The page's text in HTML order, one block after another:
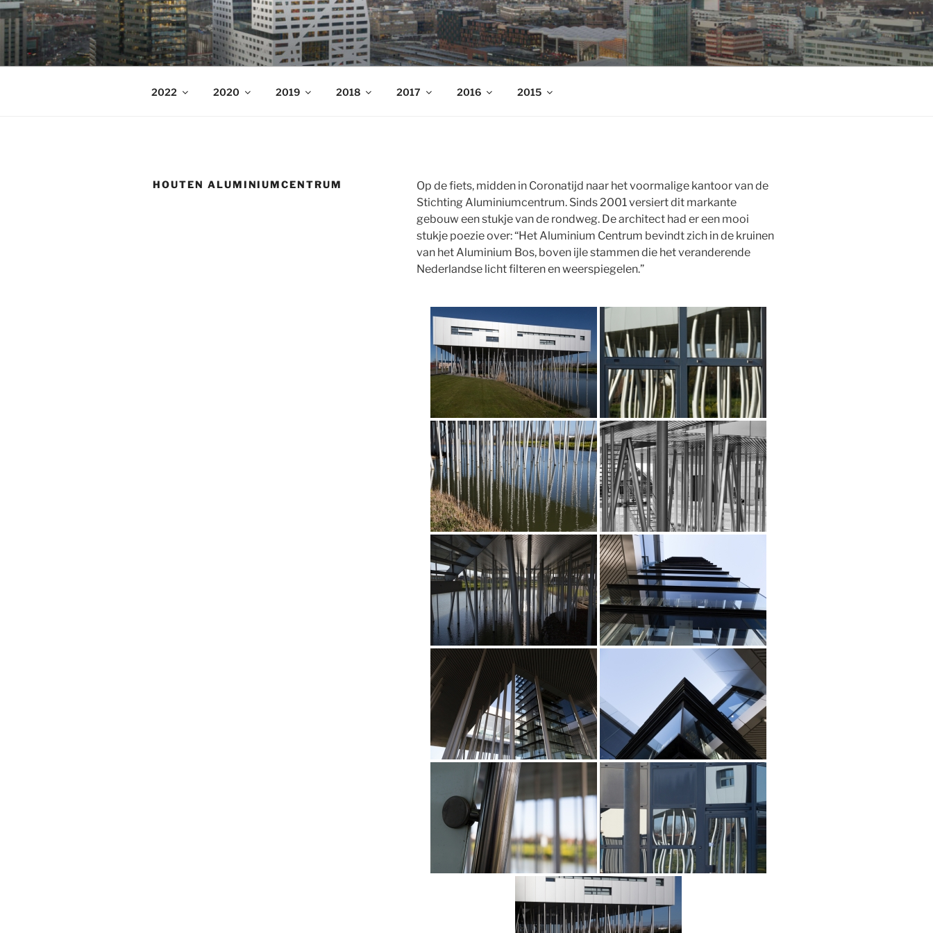
Ga
naar
de
inhoud
WELKOM
op de fotowebsite van Bart Sanders
2022 2020 2019 2018 2017 2016 2015
HOUTEN ALUMINIUMCENTRUM
Op de fiets, midden in Coronatijd naar het voormalige kantoor van de
Stichting Aluminiumcentrum. Sinds 2001 versiert dit markante
gebouw een stukje van de rondweg. De architect had er een mooi
stukje poezie over: “Het Aluminium Centrum bevindt zich in de kruinen
van het Aluminium Bos, boven ijle stammen die het veranderende
Nederlandse licht filteren en weerspiegelen.”